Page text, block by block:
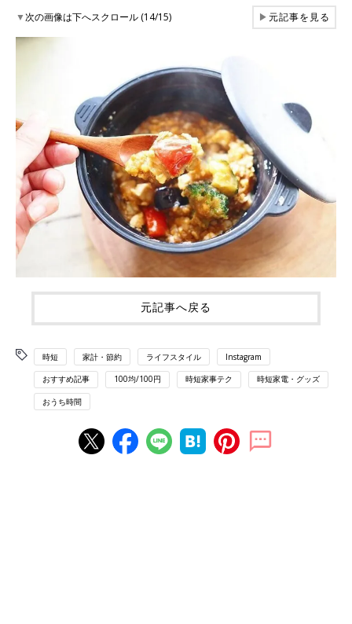
▼次の画像は下へスクロール (14/15) ▶元記事を見る
元記事へ戻る
時短 家計・節約 ライフスタイル Instagram
おすすめ記事 100均/100円 時短家事テク 時短家電・グッズ
おうち時間